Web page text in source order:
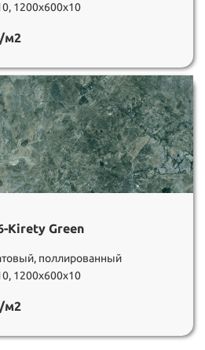
1200х600х10
м2
Kirety Green
поллированный
1200х600х10
м2